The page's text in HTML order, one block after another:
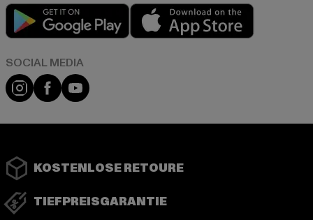
Play market
Instagram
FacebookYouTube
KOSTENLOSE RETOURE
TIEFPREISGARANTIE